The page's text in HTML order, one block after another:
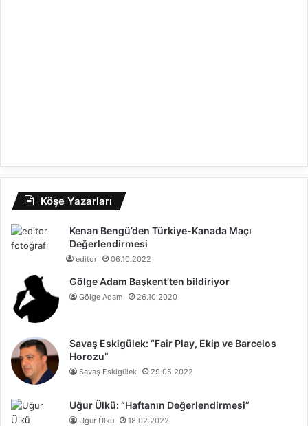
Köşe Yazarları
Kenan Bengü’den Türkiye-Kanada Maçı
Değerlendirmesi
editor 06.10.2022
Gölge Adam Başkent’ten bildiriyor
Gölge Adam 26.10.2020
Savaş Eskigülek: “Fair Play, Ekip ve Barcelos
Horozu”
Savaş Eskigülek 29.05.2022
Uğur Ülkü: “Haftanın Değerlendirmesi”
Uğur Ülkü 18.02.2022